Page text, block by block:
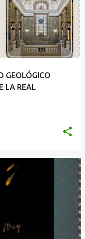
GEOLÓGICO
LA REAL